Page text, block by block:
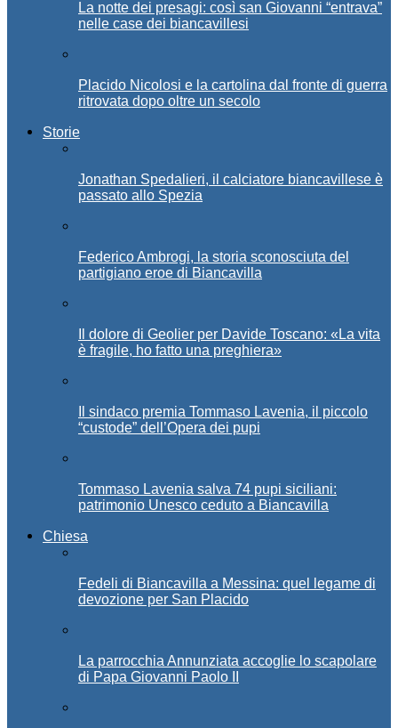
La notte dei presagi: così san Giovanni “entrava”
nelle case dei biancavillesi
Placido Nicolosi e la cartolina dal fronte di guerra
ritrovata dopo oltre un secolo
Storie
Jonathan Spedalieri, il calciatore biancavillese è
passato allo Spezia
Federico Ambrogi, la storia sconosciuta del
partigiano eroe di Biancavilla
Il dolore di Geolier per Davide Toscano: «La vita
è fragile, ho fatto una preghiera»
Il sindaco premia Tommaso Lavenia, il piccolo
“custode” dell’Opera dei pupi
Tommaso Lavenia salva 74 pupi siciliani:
patrimonio Unesco ceduto a Biancavilla
Chiesa
Fedeli di Biancavilla a Messina: quel legame di
devozione per San Placido
La parrocchia Annunziata accoglie lo scapolare
di Papa Giovanni Paolo II